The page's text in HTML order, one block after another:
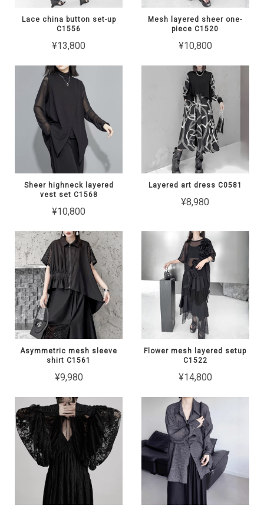
Lace china button set-up
C1556
¥13,800
Mesh layered sheer one-
piece C1520
¥10,800
Sheer highneck layered
vest set C1568
¥10,800
Layered art dress C0581
¥8,980
Asymmetric mesh sleeve
shirt C1561
¥9,980
Flower mesh layered setup
C1522
¥14,800